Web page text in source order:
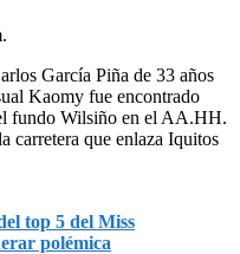
García Piña de 33 años
Kaomy fue encontrado
fundo Wilsiño en el AA.HH.
carretera que enlaza Iquitos
top 5 del Miss
polémica